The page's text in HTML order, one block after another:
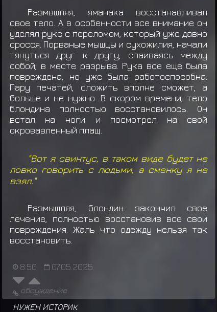
Размвшляя, яманака восстанавливал
свое тело. А в особенности все внимание он
уделял руке с переломом, который уже давно
сросся. Порваные мышцы и сухожилия, начали
тянуться друг к другу, спаиваясь между
собой, в месте разрыва. Рука все еще была
повреждена, но уже была работоспособна.
Пару печатей, сложить вполне сможет, а
больше и не нужно. В скором времени, тело
блондина полностью восстановилось. Он
встал на ноги и посмотрел на свой
окровавленный плащ.
"Вот я свинтус, в таком виде будет не
ловко говорить с людьми, а сменку я не
взял."
Размышляя, блондин закончил свое
лечение, полностью восстановив все свои
повреждения. Жаль что одежду нельзя так
восстановить.
8:50 07.05.2025
обсуждение
НУЖЕН ИСТОРИК